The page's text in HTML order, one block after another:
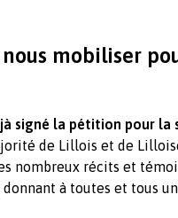
mobiliser
signé la pétition pour la
de Lillois et de
nombreux récits et
à toutes et tous